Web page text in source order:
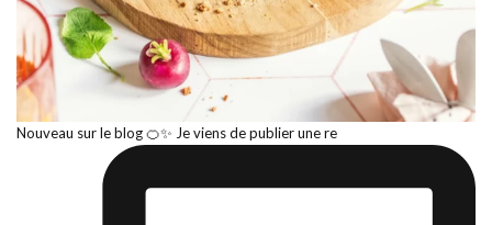
Nouveau sur le blog 🍊✨ Je viens de publier une re